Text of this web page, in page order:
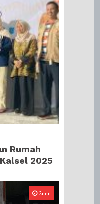
Rumah
2025
2min